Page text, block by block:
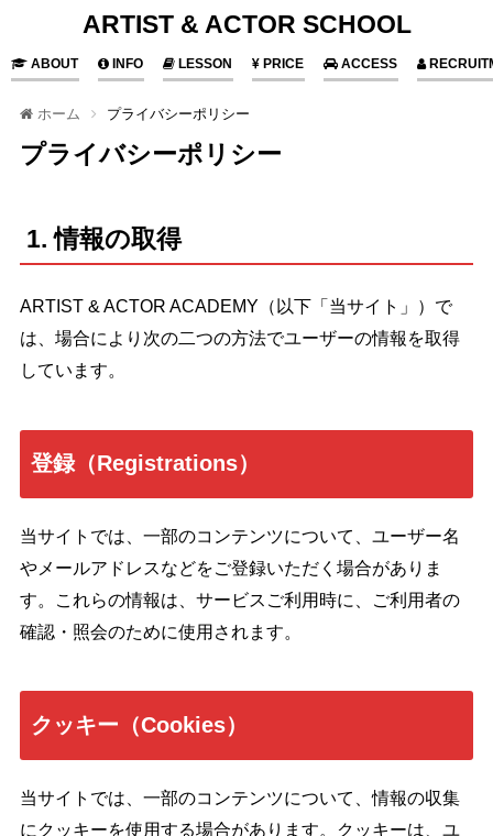
ARTIST & ACTOR SCHOOL
ABOUT INFO LESSON PRICE ACCESS
ホーム プライバシーポリシー
プライバシーポリシー
1. 情報の取得
ARTIST & ACTOR ACADEMY（以下「当サイト」）で
は、場合により次の二つの方法でユーザーの情報を取得
しています。
登録（Registrations）
当サイトでは、一部のコンテンツについて、ユーザー名
やメールアドレスなどをご登録いただく場合がありま
す。これらの情報は、サービスご利用時に、ご利用者の
確認・照会のために使用されます。
クッキー（Cookies）
当サイトでは、一部のコンテンツについて、情報の収集
にクッキーを使用する場合があります。クッキーは、ユ